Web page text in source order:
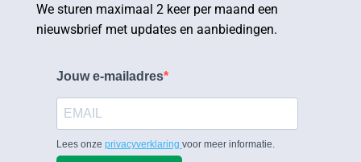
We sturen maximaal 2 keer per maand een
nieuwsbrief met updates en aanbiedingen.
Jouw e-mailadres
Lees onze privacyverklaring voor meer informatie.